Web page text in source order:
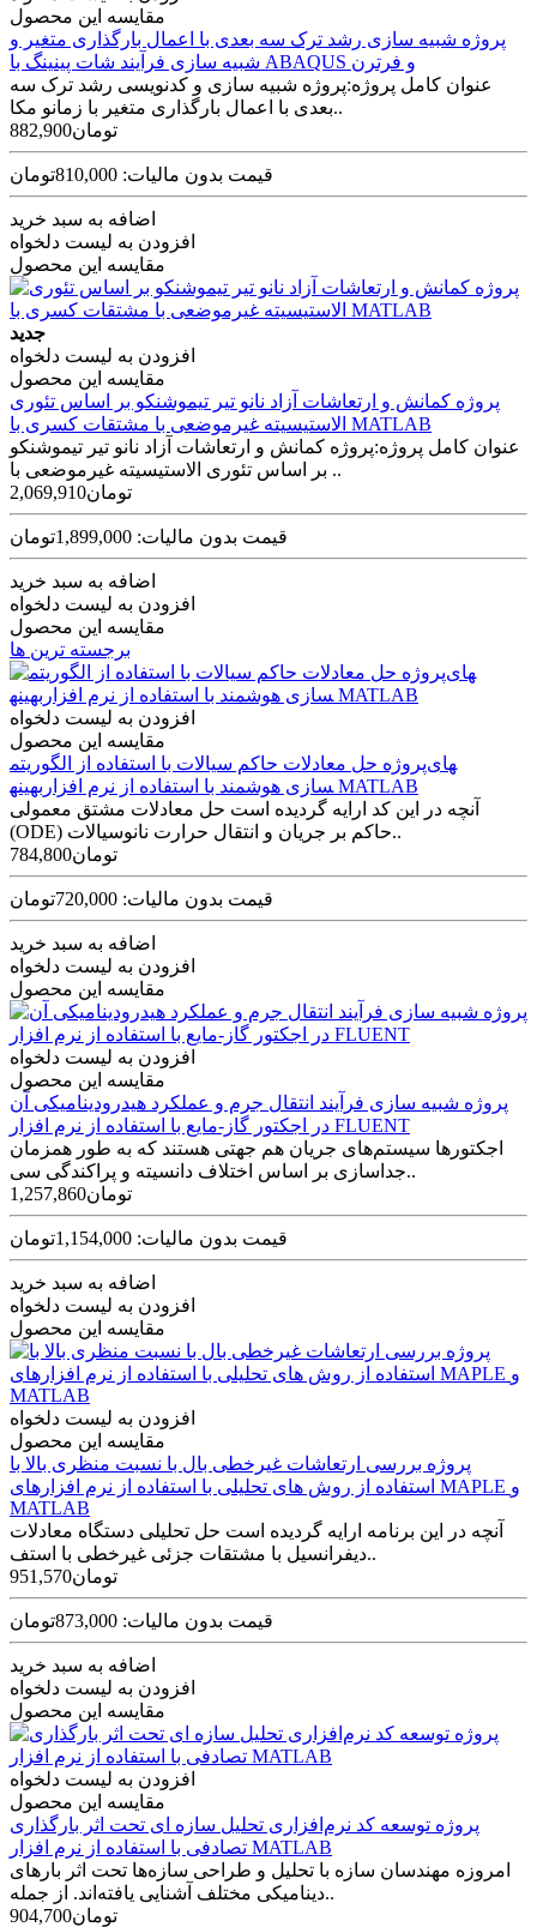
مقایسه این محصول
پروژه شبیه سازی رشد ترک سه بعدی با اعمال بارگذاری متغیر و
شبیه سازی فرآیند شات پینینگ با ABAQUS و فرترن
عنوان کامل پروژه:پروژه شبیه سازی و کدنویسی رشد ترک سه
بعدی با اعمال بارگذاری متغیر با زمانو مکا..
882,900تومان
قیمت بدون مالیات: 810,000تومان
اضافه به سبد خرید
افزودن به لیست دلخواه
مقایسه این محصول
جدید
افزودن به لیست دلخواه
مقایسه این محصول
پروژه کمانش و ارتعاشات آزاد نانو تیر تیموشنکو بر اساس تئوری
الاستیسیته غیرموضعی با مشتقات کسری با MATLAB‌
عنوان کامل پروژه:پروژه کمانش و ارتعاشات آزاد نانو تیر تیموشنکو
بر اساس تئوری الاستیسیته غیرموضعی با ..
2,069,910تومان
قیمت بدون مالیات: 1,899,000تومان
اضافه به سبد خرید
افزودن به لیست دلخواه
مقایسه این محصول
برجسته ترین ها
افزودن به لیست دلخواه
مقایسه این محصول
پروژه حل معادلات حاکم سیالات با استفاده از الگوریتم‎های
بهینه‎سازی هوشمند با استفاده از نرم افزار MATLAB
آنچه در این کد ارایه گردیده است حل معادلات مشتق معمولی
(ODE) حاکم بر جریان و انتقال حرارت نانوسیالات..
784,800تومان
قیمت بدون مالیات: 720,000تومان
اضافه به سبد خرید
افزودن به لیست دلخواه
مقایسه این محصول
افزودن به لیست دلخواه
مقایسه این محصول
پروژه شبیه سازی فرآیند انتقال جرم و عملکرد هیدرودینامیکی آن
در اجکتور گاز-مایع با استفاده از نرم افزار FLUENT
اجکتورها سیستم‌های جریان هم جهتی هستند که به طور همزمان
جداسازی بر اساس اختلاف دانسیته و پراکندگی سی..
1,257,860تومان
قیمت بدون مالیات: 1,154,000تومان
اضافه به سبد خرید
افزودن به لیست دلخواه
مقایسه این محصول
افزودن به لیست دلخواه
مقایسه این محصول
پروژه بررسی ارتعاشات غیرخطی بال با نسبت منظری بالا با
استفاده از روش های تحلیلی با استفاده از نرم افزارهای MAPLE و
MATLAB
آنچه در این برنامه ارایه گردیده است حل تحلیلی دستگاه معادلات
دیفرانسیل با مشتقات جزئی غیرخطی با استف..
951,570تومان
قیمت بدون مالیات: 873,000تومان
اضافه به سبد خرید
افزودن به لیست دلخواه
مقایسه این محصول
افزودن به لیست دلخواه
مقایسه این محصول
پروژه توسعه کد نرم‌افزاری تحلیل سازه‌ ای تحت اثر بارگذاری
تصادفی با استفاده از نرم افزار MATLAB
امروزه مهندسان سازه با تحلیل و طراحی سازه‌ها تحت اثر بارهای
دینامیکی مختلف آشنایی یافته‌اند. از جمله..
904,700تومان